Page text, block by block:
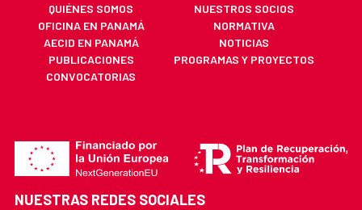
QUIÉNES SOMOS
NUESTROS SOCIOS
OFICINA EN PANAMÁ
NORMATIVA
AECID EN PANAMÁ
NOTICIAS
PUBLICACIONES
PROGRAMAS Y PROYECTOS
CONVOCATORIAS
NUESTRAS REDES SOCIALES